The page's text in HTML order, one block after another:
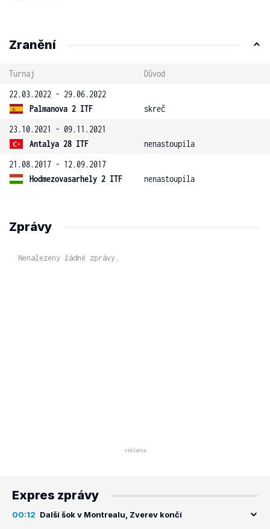
Zranění
Turnaj
Důvod
22.03.2022 - 29.06.2022
Palmanova 2 ITF
skreč
23.10.2021 - 09.11.2021
Antalya 28 ITF
nenastoupila
21.08.2017 - 12.09.2017
Hodmezovasarhely 2 ITF
nenastoupila
Zprávy
Nenalezeny žádné zprávy.
Expres zprávy
00:12 Další šok v Montrealu, Zverev končí